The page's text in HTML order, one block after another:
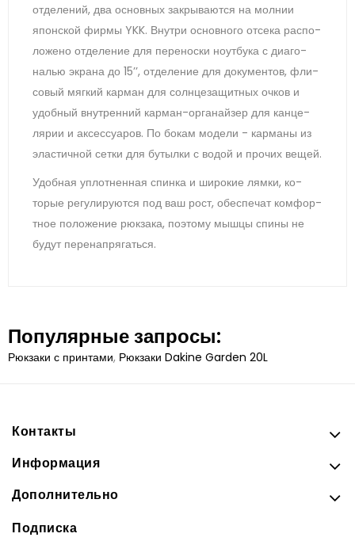
от­де­лений, два ос­новных зак­ры­ва­ют­ся на мол­нии
япон­ской фир­мы YKK. Внут­ри ос­новно­го от­се­ка рас­по­
ложе­но от­де­ление для пе­ренос­ки но­ут­бу­ка с ди­аго­
налью эк­ра­на до 15’’, от­де­ление для до­кумен­тов, фли­
совый мяг­кий кар­ман для сол­нце­защит­ных оч­ков и
удоб­ный внут­ренний кар­ман-ор­га­най­зер для кан­це­
лярии и ак­сессу­аров. По бо­кам мо­дели - кар­ма­ны из
элас­тичной сет­ки для бу­тыл­ки с во­дой и про­чих ве­щей.
Удоб­ная уп­лотнен­ная спин­ка и ши­рокие лям­ки, ко­
торые ре­гули­ру­ют­ся под ваш рост, обес­пе­чат ком­фор­
тное по­ложе­ние рюк­за­ка, по­это­му мыш­цы спи­ны не
бу­дут пе­ренап­ря­гать­ся.
Популярные запросы:
Рюкзаки с принтами, Рюкзаки Dakine Garden 20L
Контакты
Информация
Дополнительно
Подписка